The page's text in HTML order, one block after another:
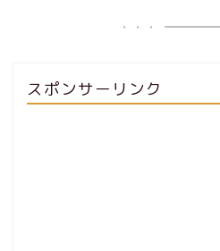
スポンサーリンク